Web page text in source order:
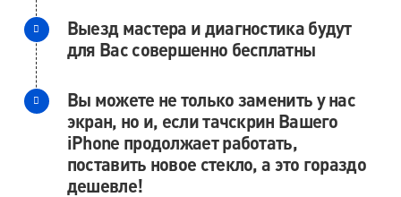
Выезд мастера и диагностика будут
для Вас совершенно бесплатны
Вы можете не только заменить у нас
экран, но и, если тачскрин Вашего
iPhone продолжает работать,
поставить новое стекло, а это гораздо
дешевле!